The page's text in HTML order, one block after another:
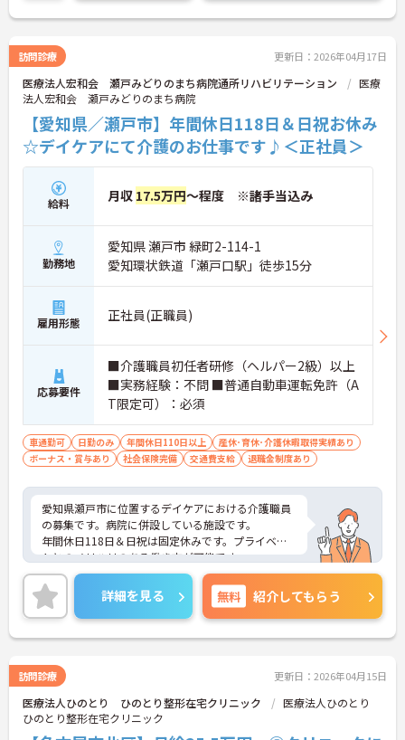
訪問診療 更新日：2026年04月17日
医療法人宏和会 瀬戸みどりのまち病院通所リハビリテーション
医療
法人宏和会 瀬戸みどりのまち病院
【愛知県／瀬戸市】年間休日118日＆日祝お休み
☆デイケアにて介護のお仕事です♪＜正社員＞
給料 月収 17.5万円～程度 ※諸手当込み
勤務地
愛知県 瀬戸市 緑町2-114-1
愛知環状鉄道「瀬戸口駅」徒歩15分
雇用形態 正社員(正職員)
応募要件
■介護職員初任者研修（ヘルパー2級）以上
■実務経験：不問 ■普通自動車運転免許（A
T限定可）：必須
車通勤可 日勤のみ 年間休日110日以上
産休･育休･介護休暇取得実績あり
ボーナス・賞与あり
社会保険完備 交通費支給 退職金制度あり
愛知県瀬戸市に位置するデイケアにおける介護職員
の募集です。病院に併設している施設です。
年間休日118日＆日祝は固定休みです。プライベー
トとのメリハリのある働き方が可能です。
ご興味のある方には、面接対策ポイントなど、さら
に詳細をご案内しますのでお気軽にご相談くださ
い！
詳細を見る 無料 紹介してもらう
訪問診療 更新日：2026年04月15日
医療法人ひのとり ひのとり整形在宅クリニック
医療法人ひのとり
ひのとり整形在宅クリニック